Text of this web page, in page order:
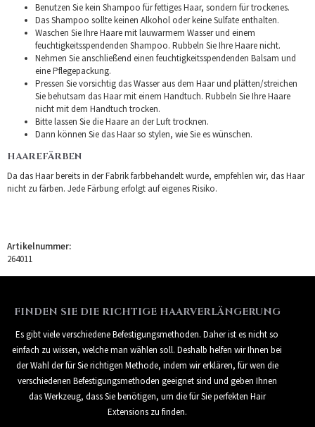
Benutzen Sie kein Shampoo für fettiges Haar, sondern für trockenes.
Das Shampoo sollte keinen Alkohol oder keine Sulfate enthalten.
Waschen Sie Ihre Haare mit lauwarmem Wasser und einem
feuchtigkeitsspendenden Shampoo. Rubbeln Sie Ihre Haare nicht.
Nehmen Sie anschließend einen feuchtigkeitsspendenden Balsam und
eine Pflegepackung.
Pressen Sie vorsichtig das Wasser aus dem Haar und plätten/streichen
Sie behutsam das Haar mit einem Handtuch. Rubbeln Sie Ihre Haare
nicht mit dem Handtuch trocken.
Bitte lassen Sie die Haare an der Luft trocknen.
Dann können Sie das Haar so stylen, wie Sie es wünschen.
HAAREFÄRBEN
Da das Haar bereits in der Fabrik farbbehandelt wurde, empfehlen wir, das Haar
nicht zu färben. Jede Färbung erfolgt auf eigenes Risiko.
Artikelnummer:
264011
FINDEN SIE DIE RICHTIGE HAARVERLÄNGERUNG
Es gibt viele verschiedene Befestigungsmethoden. Daher ist es nicht so
einfach zu wissen, welche man wählen soll. Deshalb helfen wir Ihnen bei
der Wahl der für Sie richtigen Methode, indem wir erklären, für wen die
verschiedenen Befestigungsmethoden geeignet sind und geben Ihnen
das Werkzeug, dass Sie benötigen, um die für Sie perfekten Hair
Extensions zu finden.